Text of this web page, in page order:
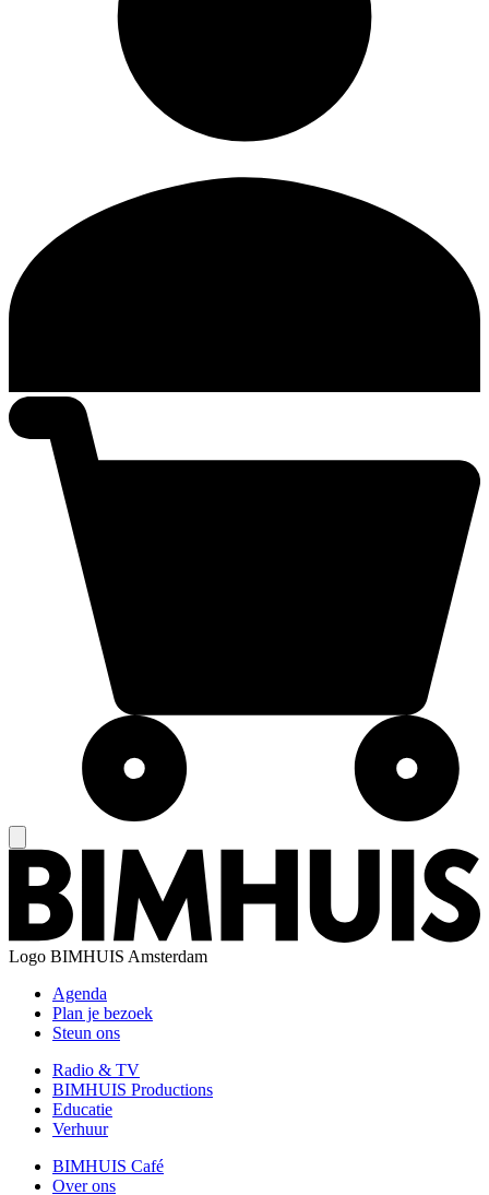
Logo BIMHUIS Amsterdam
Agenda
Plan je bezoek
Steun ons
Radio & TV
BIMHUIS Productions
Educatie
Verhuur
BIMHUIS Café
Over ons